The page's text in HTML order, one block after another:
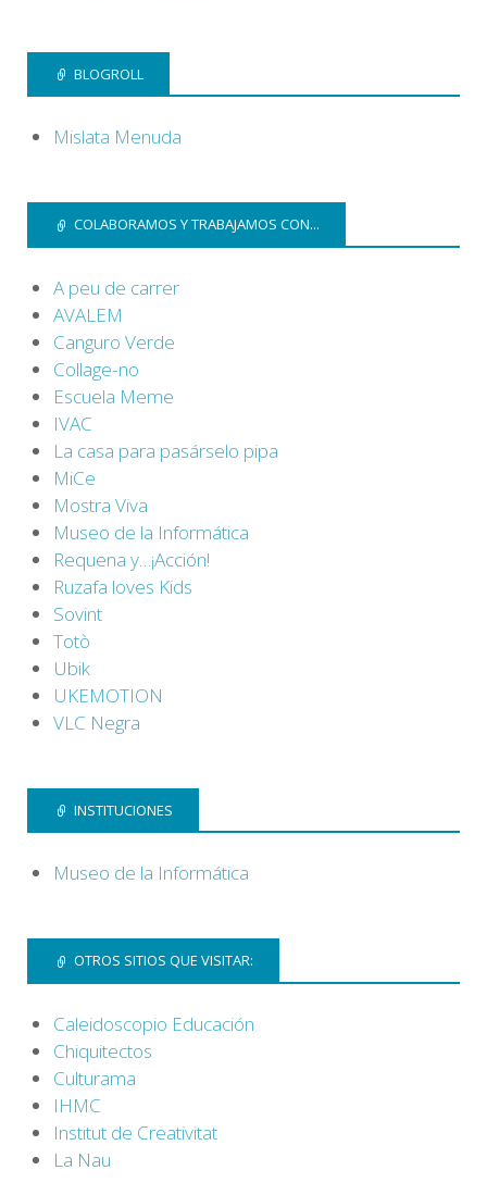
BLOGROLL
Mislata Menuda
COLABORAMOS Y TRABAJAMOS CON...
A peu de carrer
AVALEM
Canguro Verde
Collage-no
Escuela Meme
IVAC
La casa para pasárselo pipa
MiCe
Mostra Viva
Museo de la Informática
Requena y…¡Acción!
Ruzafa loves Kids
Sovint
Totò
Ubik
UKEMOTION
VLC Negra
INSTITUCIONES
Museo de la Informática
OTROS SITIOS QUE VISITAR:
Caleidoscopio Educación
Chiquitectos
Culturama
IHMC
Institut de Creativitat
La Nau